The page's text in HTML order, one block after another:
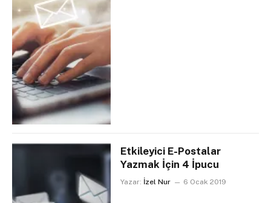
Etkileyici E-Postalar
Yazmak İçin 4 İpucu
Yazar: İzel Nur 6 Ocak 2019